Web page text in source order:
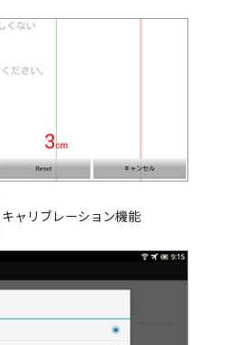
キャリブレーション機能